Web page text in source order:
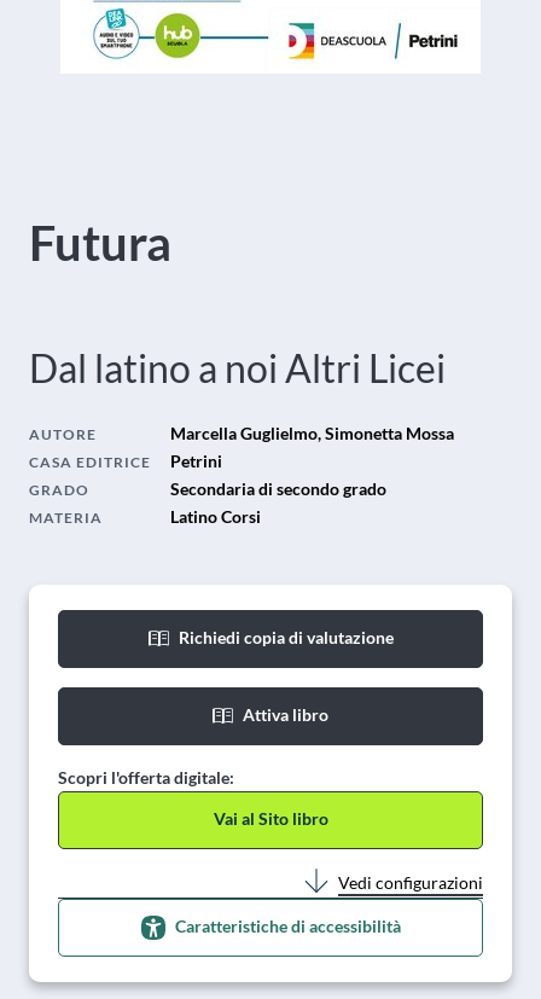
Futura
Dal latino a noi Altri Licei
AUTORE Marcella Guglielmo, Simonetta Mossa
CASA EDITRICE Petrini
GRADO Secondaria di secondo grado
MATERIA Latino Corsi
Richiedi copia di valutazione
Attiva libro
Scopri l'offerta digitale:
Vai al Sito libro
Vedi configurazioni
Caratteristiche di accessibilità